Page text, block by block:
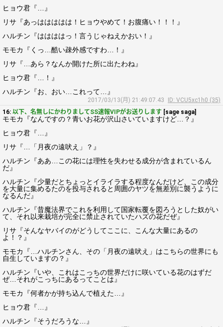
ヒョウ君『…』
リサ『あっははははは！ヒョウやめて！お腹痛い！！！』
ハルチン『ははははっ！言うじゃねえかおい！』
モモカ『くっ…酷い疎外感ですわ…！』
リサ『…あら？なんか開けた所に出たわね』
ヒョウ君『…！』
ハルチン『お、おい…これって…』
2017/03/13(月) 21:49:07.43
ID: VCU5xc1h0 (35)
16: 以下、名無しにかわりましてSS速報VIPがお送りします [sage saga]
モモカ『なんですの？青いお花が沢山さいていますけど…？』
ヒョウ君『…』
リサ『…「月夜の遠吠え」？』
ハルチン『ああ…この花には理性を失わせる成分が含まれているん
だ』
ハルチン『少量だとちょっとイライラする程度なんだけど、この成分
を大量に集めるたのを投与されると周囲のヤツを無差別に襲うように
なるんだ』
ハルチン『昔魔法界でこれを利用して国家転覆を図ろうとした奴がい
て、それ以来栽培が完全に禁止されていたハズの花だぜ』
リサ『そんなヤバイのがどうしてここに、こんな大量にあるの
よ！？』
モモカ『…ハルチンさん、その「月夜の遠吠え」はこちらの世界にも
自生していますの？』
ハルチン『いや、これはこっちの世界だけに咲いている花のはずだ
ぜ…それがこっちにあるってことは』
モモカ『何者かが持ち込んで植えた…』
ヒョウ君『…』
ハルチン『そうだろうな…』